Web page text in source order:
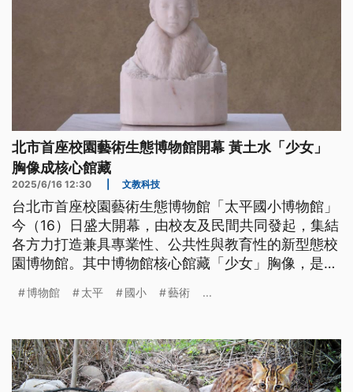
北市首座校園藝術生態博物館開幕 黃土水「少女」
胸像成核心館藏
2025/6/16 12:30 文教科技
台北市首座校園藝術生態博物館「太平國小博物館」
今（16）日盛大開幕，由校友及民間共同發起，集結
各方力打造兼具專業性、公共性與教育性的新型態校
園博物館。其中博物館核心館藏「少女」胸像，是台
時，贈予給母校的代表作品。
博物館 太平 國小 藝術 ...